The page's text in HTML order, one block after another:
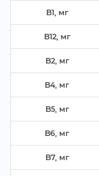
B1, м
B12, м
B2, м
B4, м
B5, м
B6, м
B7, м